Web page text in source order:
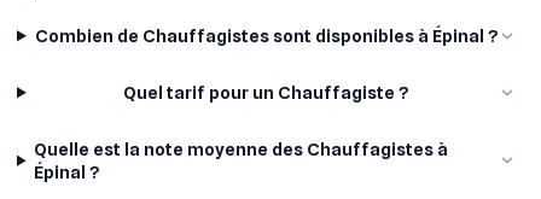
Combien de Chauffagistes sont disponibles à Épinal ?
Quel tarif pour un Chauffagiste ?
Quelle est la note moyenne des Chauffagistes à
Épinal ?